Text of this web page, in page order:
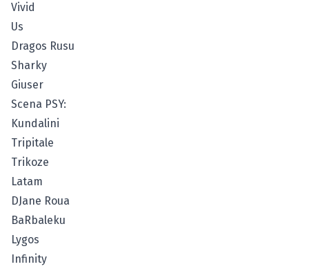
Vivid
Us
Dragos Rusu
Sharky
Giuser
Scena PSY:
Kundalini
Tripitale
Trikoze
Latam
DJane Roua
BaRbaleku
Lygos
Infinity